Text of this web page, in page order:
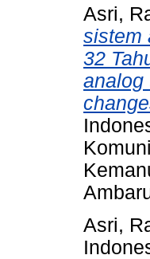
Asri,
sistem
32
analog
Asri,